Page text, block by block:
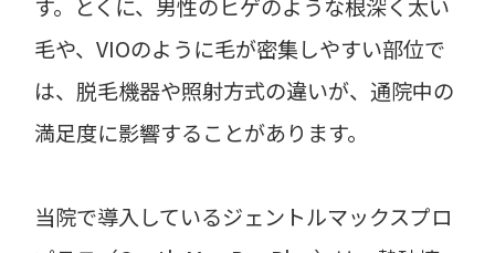
す。とくに、男性のヒゲのような根深く太い
毛や、VIOのように毛が密集しやすい部位で
は、脱毛機器や照射方式の違いが、通院中の
満足度に影響することがあります。
当院で導入しているジェントルマックスプロ